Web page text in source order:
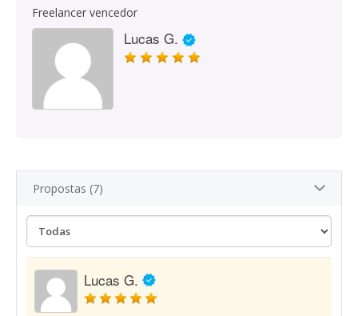
Freelancer vencedor
Lucas G.
Propostas (7)
Lucas G.